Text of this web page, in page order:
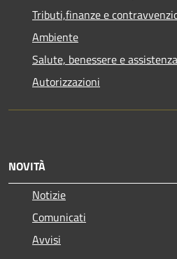
Tributi,finanze e
Ambiente
Salute, benessere e assistenza
Autorizzazioni
NOVITÀ
Notizie
Comunicati
Avvisi